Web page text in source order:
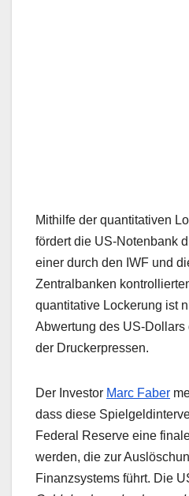
Mithilfe der quantitativen
fördert die US-Notenbank
einer durch den IWF und
Zentralbanken
quantitative Lockerung ist
Abwertung des US-Dollars
der Druckerpressen.
Der Investor Marc Faber
dass diese
Federal Reserve eine
werden, die zur
Finanzsystems führt. Die